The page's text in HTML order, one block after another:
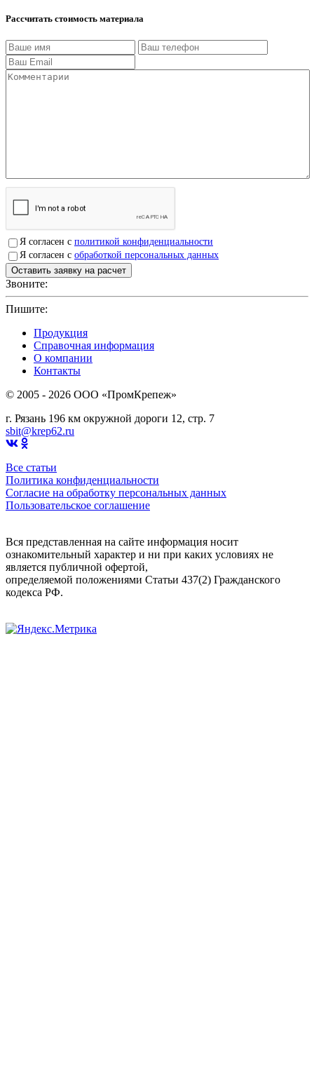
Рассчитать стоимость материала
Я согласен с политикой конфиденциальности
Я согласен с обработкой персональных данных
Звоните:
Пишите:
Продукция
Справочная информация
О компании
Контакты
© 2005 - 2026 OOO «ПромКрепеж»
г. Рязань 196 км окружной дороги 12, стр. 7
sbit@krep62.ru
Все статьи
Политика конфиденциальности
Согласие на обработку персональных данных
Пользовательское соглашение
Вся представленная на сайте информация носит
ознакомительный характер и ни при каких условиях не
является публичной офертой,
определяемой положениями Статьи 437(2) Гражданского
кодекса РФ.